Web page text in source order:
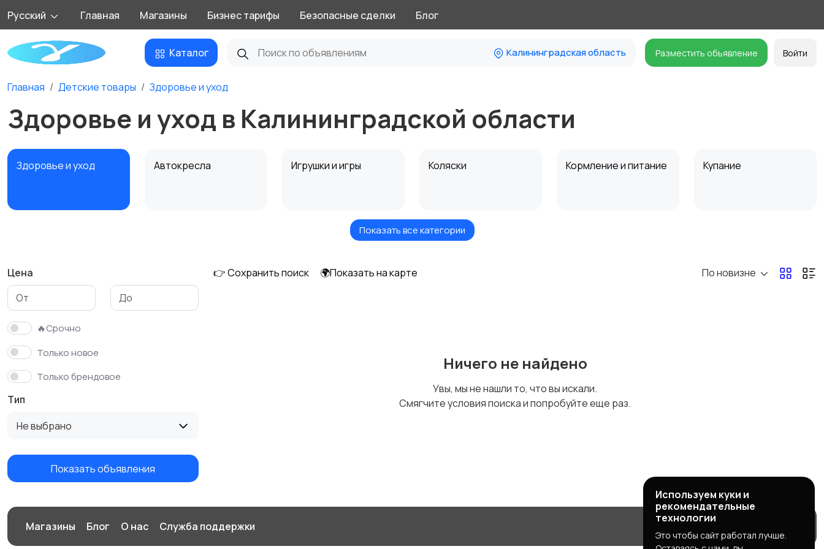
Русский Главная Магазины Бизнес тарифы Безопасные сделки Блог
Каталог Калининградская область Разместить объявление Войти
Главная Детские товары Здоровье и уход
Здоровье и уход в Калининградской области
Здоровье и уход Автокресла Игрушки и игры Коляски Кормление и питание Купание
Радио- и видеоняни Товары для мам
Детская одежда и
обувь
Показать все категории
Цена
🔥Срочно
Только новое
Только брендовое
Тип
Не выбрано
Показать объявления
👉 Сохранить поиск 🌍Показать на карте По новизне
Ничего не найдено
Увы, мы не нашли то, что вы искали.
Смягчите условия поиска и попробуйте еще раз.
Магазины Блог О нас Служба поддержки
Используем куки и
рекомендательные
технологии
Это чтобы сайт работал лучше.